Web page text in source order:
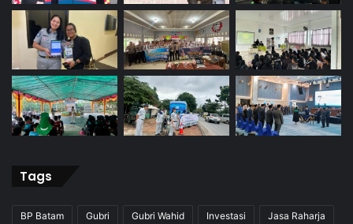
Tags
BP Batam Gubri Gubri Wahid Investasi Jasa Raharja